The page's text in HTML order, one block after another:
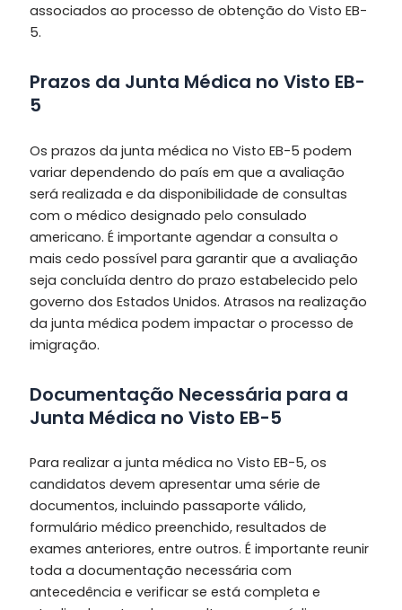
associados ao processo de obtenção do Visto EB-
5.
Prazos da Junta Médica no Visto EB-
5
Os prazos da junta médica no Visto EB-5 podem
variar dependendo do país em que a avaliação
será realizada e da disponibilidade de consultas
com o médico designado pelo consulado
americano. É importante agendar a consulta o
mais cedo possível para garantir que a avaliação
seja concluída dentro do prazo estabelecido pelo
governo dos Estados Unidos. Atrasos na realização
da junta médica podem impactar o processo de
imigração.
Documentação Necessária para a
Junta Médica no Visto EB-5
Para realizar a junta médica no Visto EB-5, os
candidatos devem apresentar uma série de
documentos, incluindo passaporte válido,
formulário médico preenchido, resultados de
exames anteriores, entre outros. É importante reunir
toda a documentação necessária com
antecedência e verificar se está completa e